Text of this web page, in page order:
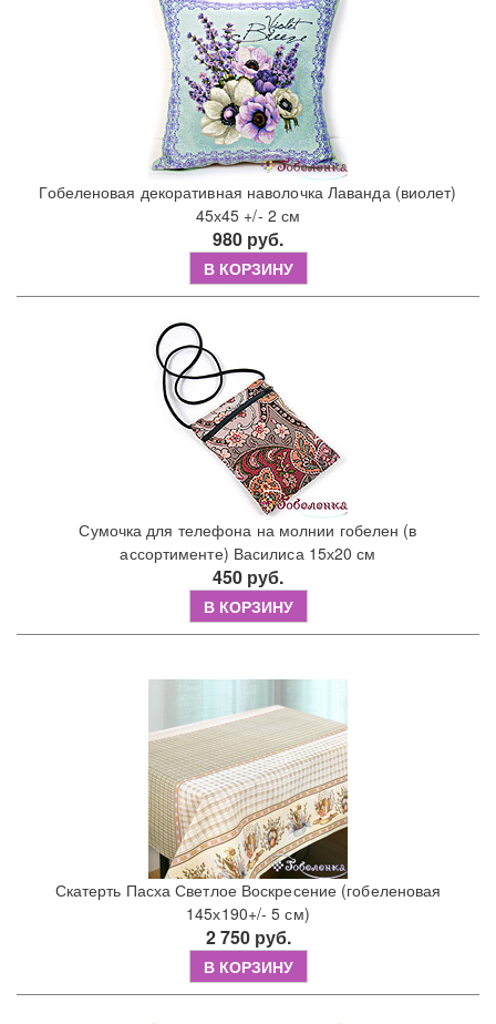
Гобеленовая декоративная наволочка Лаванда (виолет)
45х45 +/- 2 см
980 руб.
В КОРЗИНУ
Сумочка для телефона на молнии гобелен (в
ассортименте) Василиса 15х20 см
450 руб.
В КОРЗИНУ
Скатерть Пасха Светлое Воскресение (гобеленовая
145х190+/- 5 см)
2 750 руб.
В КОРЗИНУ